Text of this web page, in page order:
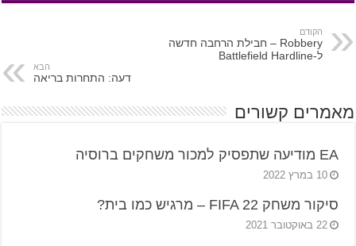
הקודם
Robbery – חבילת הרחבה חדשה
ל-Battlefield Hardline
הבא
דעה: התחרות בריאה
מאמרים קשורים
EA מודיעה שתפסיק למכור משחקים ברוסיה
10 במרץ 2022
סיקור משחק FIFA 22 – מרגיש כמו בית?
22 באוקטובר 2021